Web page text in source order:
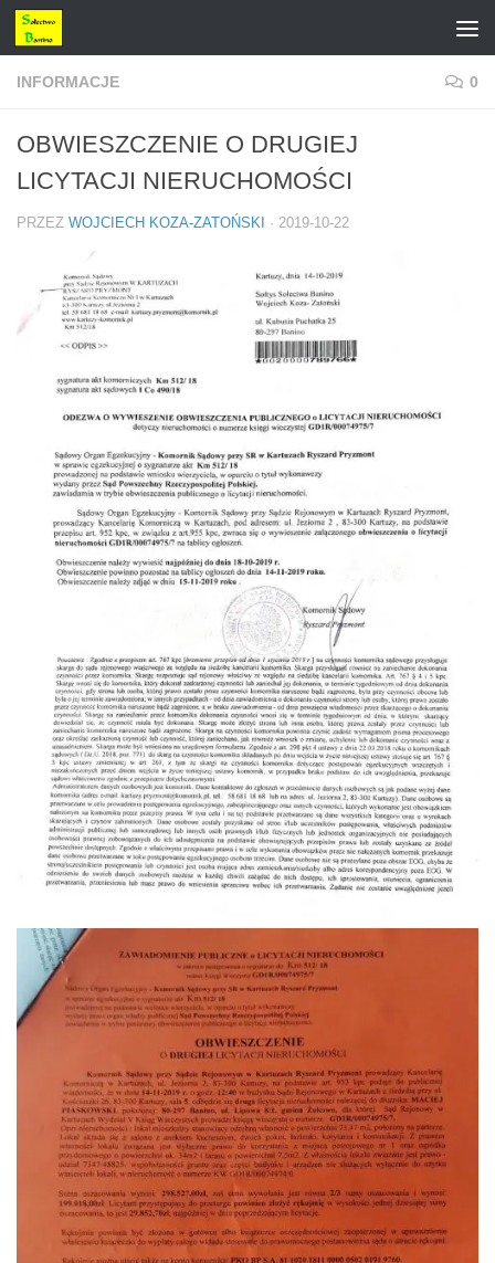
Przejdź do treści
INFORMACJE 0
OBWIESZCZENIE O DRUGIEJ
LICYTACJI NIERUCHOMOŚCI
PRZEZ WOJCIECH KOZA-ZATOŃSKI · 2019-10-22